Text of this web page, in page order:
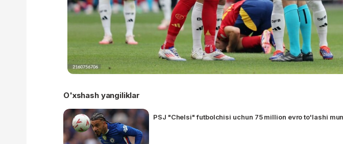
O'xshash yangiliklar
PSJ "Chelsi" futbolchisi uchun 75 million evro to'lashi